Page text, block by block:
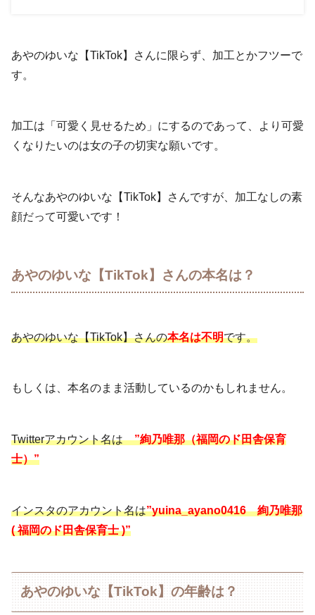
あやのゆいな【TikTok】さんに限らず、加工とかフツーで
す。
加工は「可愛く見せるため」にするのであって、より可愛
くなりたいのは女の子の切実な願いです。
そんなあやのゆいな【TikTok】さんですが、加工なしの素
顔だって可愛いです！
あやのゆいな【TikTok】さんの本名は？
あやのゆいな【TikTok】さんの本名は不明です。
もしくは、本名のまま活動しているのかもしれません。
Twitterアカウント名は”絢乃唯那（福岡のド田舎保育
士）”
インスタのアカウント名は”yuina_ayano0416 絢乃唯那
( 福岡のド田舎保育士 )”
あやのゆいな【TikTok】の年齢は？